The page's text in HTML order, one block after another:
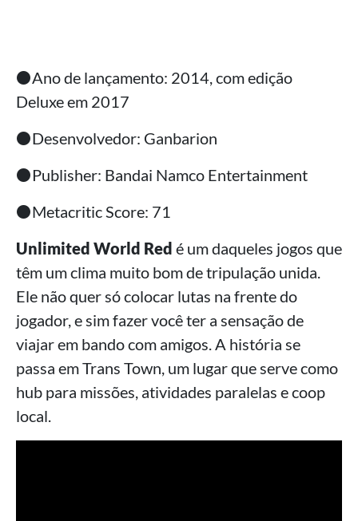
⚫Ano de lançamento: 2014, com edição
Deluxe em 2017
⚫Desenvolvedor: Ganbarion
⚫Publisher: Bandai Namco Entertainment
⚫Metacritic Score: 71
Unlimited World Red é um daqueles jogos que
têm um clima muito bom de tripulação unida.
Ele não quer só colocar lutas na frente do
jogador, e sim fazer você ter a sensação de
viajar em bando com amigos. A história se
passa em Trans Town, um lugar que serve como
hub para missões, atividades paralelas e coop
local.